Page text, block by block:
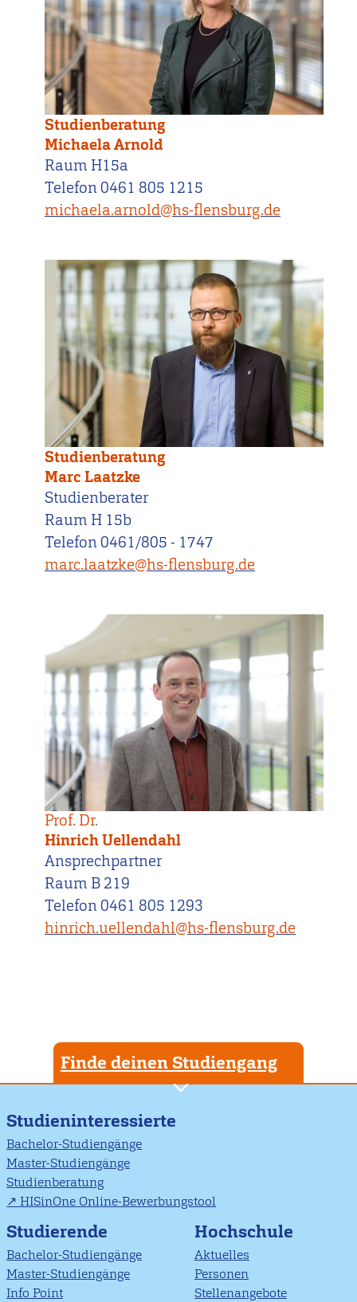
Studienberatung
Michaela Arnold
Raum H15a
Telefon 0461 805 1215
michaela.arnold@hs-flensburg.de
Studienberatung
Marc Laatzke
Studienberater
Raum H 15b
Telefon 0461/805 - 1747
marc.laatzke@hs-flensburg.de
Prof. Dr.
Hinrich Uellendahl
Ansprechpartner
Raum B 219
Telefon 0461 805 1293
hinrich.uellendahl@hs-flensburg.de
Finde deinen Studiengang
Studieninteressierte
Bachelor-Studiengänge
Master-Studiengänge
Studienberatung
HISinOne Online-Bewerbungstool
Studierende
Bachelor-Studiengänge
Master-Studiengänge
Info Point
Hochschule
Aktuelles
Personen
Stellenangebote